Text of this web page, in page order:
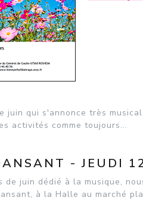
juin qui s'annonce très
activités comme toujours...
- JEUDI
de juin dédié à la musique,
à la Halle au marché